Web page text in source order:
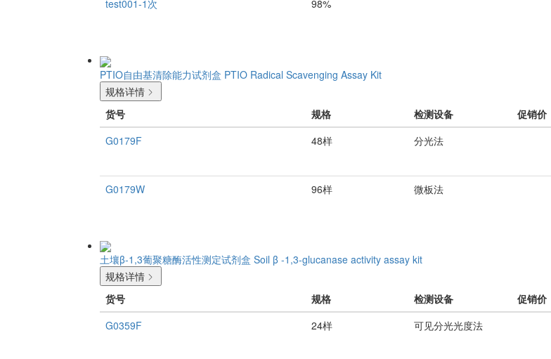
test001-1次
98%
PTIO自由基清除能力试剂盒 PTIO Radical Scavenging Assay Kit
规格详情
货号
规格 检测设备 促销价
G0179F
48样 分光法
G0179W
96样 微板法
土壤β-1,3葡聚糖酶活性测定试剂盒 Soil β -1,3-glucanase activity assay kit
规格详情
货号
规格 检测设备 促销价
G0359F
24样 可见分光光度法